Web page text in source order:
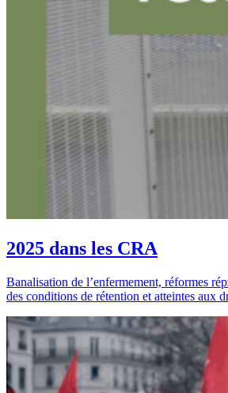
2025 dans les CRA
Banalisation de l’enfermement, réformes
des conditions de rétention et atteintes aux